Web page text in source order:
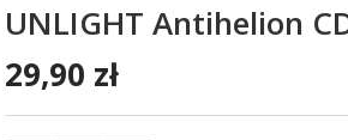
UNLIGHT Antihelion
29,90 zł